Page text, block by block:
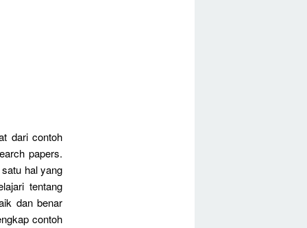
dari contoh
papers.
hal yang
tentang
dan benar
contoh